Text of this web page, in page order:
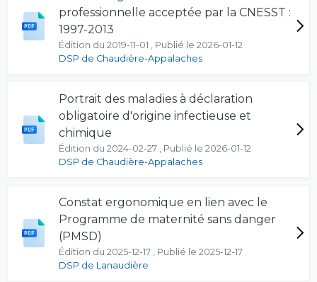
professionnelle acceptée par la CNESST :
1997-2013
Édition du 2019-11-01 , Publié le 2026-01-12
DSP de Chaudière-Appalaches
Portrait des maladies à déclaration
obligatoire d'origine infectieuse et
chimique
Édition du 2024-02-27 , Publié le 2026-01-12
DSP de Chaudière-Appalaches
Constat ergonomique en lien avec le
Programme de maternité sans danger
(PMSD)
Édition du 2025-12-17 , Publié le 2025-12-17
DSP de Lanaudière